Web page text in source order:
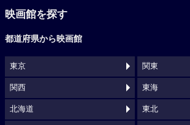
映画館を探す
都道府県から映画館
東京 関東
関西 東海
北海道 東北